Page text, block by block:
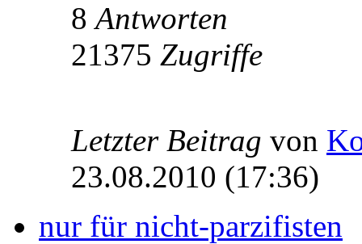
8Antworten
21375 Zugriffe
Letzter Beitrag von
23.08.2010 (17:36)
nur für nicht-parzifisten